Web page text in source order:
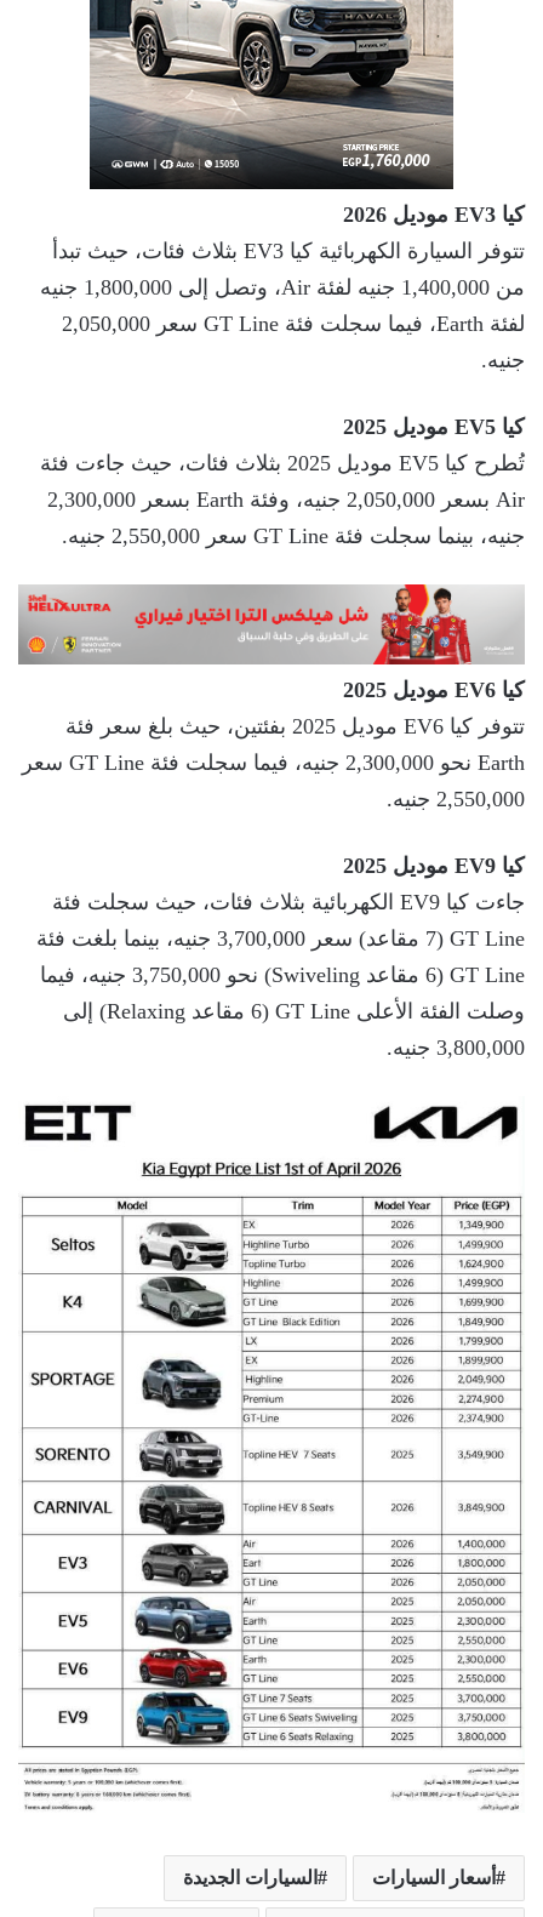
كيا EV3 موديل 2026
تتوفر السيارة الكهربائية كيا EV3 بثلاث فئات، حيث تبدأ
من 1,400,000 جنيه لفئة Air، وتصل إلى 1,800,000 جنيه
لفئة Earth، فيما سجلت فئة GT Line سعر 2,050,000
جنيه.
كيا EV5 موديل 2025
تُطرح كيا EV5 موديل 2025 بثلاث فئات، حيث جاءت فئة
Air بسعر 2,050,000 جنيه، وفئة Earth بسعر 2,300,000
جنيه، بينما سجلت فئة GT Line سعر 2,550,000 جنيه.
كيا EV6 موديل 2025
تتوفر كيا EV6 موديل 2025 بفئتين، حيث بلغ سعر فئة
Earth نحو 2,300,000 جنيه، فيما سجلت فئة GT Line سعر
2,550,000 جنيه.
كيا EV9 موديل 2025
جاءت كيا EV9 الكهربائية بثلاث فئات، حيث سجلت فئة
GT Line (7 مقاعد) سعر 3,700,000 جنيه، بينما بلغت فئة
GT Line (6 مقاعد Swiveling) نحو 3,750,000 جنيه، فيما
وصلت الفئة الأعلى GT Line (6 مقاعد Relaxing) إلى
3,800,000 جنيه.
أسعار السيارات السيارات الجديدة